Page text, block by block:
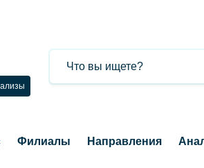
Филиалы Направления